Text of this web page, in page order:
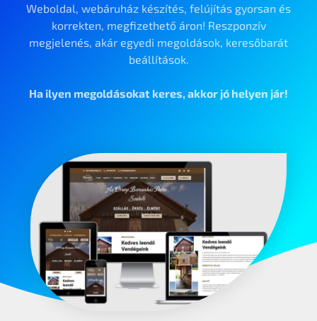
Weboldal, webáruház készítés, felújítás gyorsan és
korrekten, megfizethető áron! Reszponzív
megjelenés, akár egyedi megoldások, keresőbarát
beállítások.
Ha ilyen megoldásokat keres, akkor jó helyen jár!